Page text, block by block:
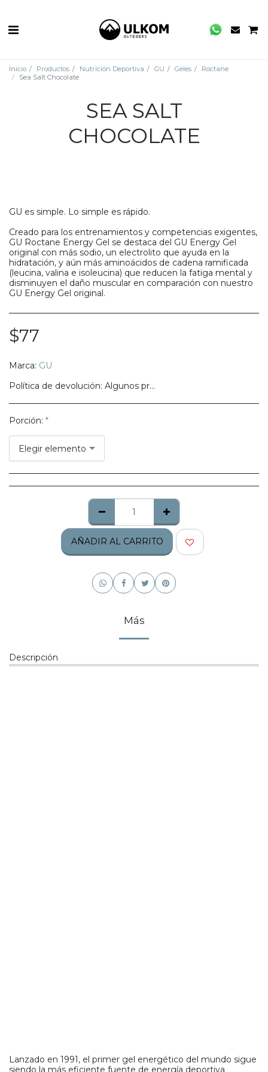
Inicio Productos Nutrición Deportiva GU Geles
Roctane
Sea Salt Chocolate
SEA SALT
CHOCOLATE
GU es simple. Lo simple es rápido.
Creado para los entrenamientos y competencias exigentes,
GU Roctane Energy Gel se destaca del GU Energy Gel
original con más sodio, un electrolito que ayuda en la
hidratación, y aún más aminoácidos de cadena ramificada
(leucina, valina e isoleucina) que reducen la fatiga mental y
disminuyen el daño muscular en comparación con nuestro
GU Energy Gel original.
$77
Marca: GU
Política de devolución: Algunos productos no califican para ser regresados, te pedimos confirmes bien tu talla, modelo o estilo.
Porción: *
Elegir elemento
AÑADIR AL CARRITO
Más
Descripción
Lanzado en 1991, el primer gel energético del mundo sigue
siendo la más eficiente fuente de energía deportiva